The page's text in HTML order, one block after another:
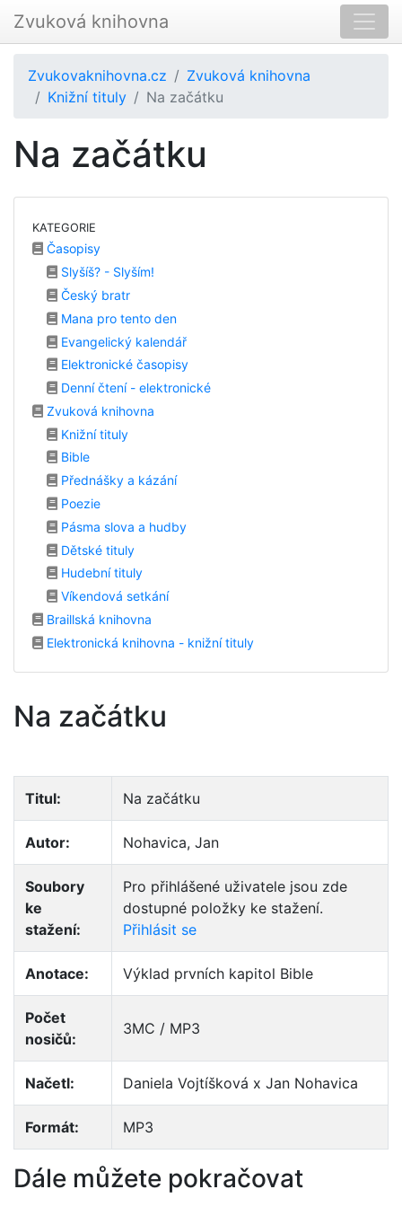
Zvuková knihovna
Zvukovaknihovna.cz
Zvuková knihovna
Knižní tituly
Na začátku
Na začátku
KATEGORIE
Časopisy
Slyšíš? - Slyším!
Český bratr
Mana pro tento den
Evangelický kalendář
Elektronické časopisy
Denní čtení - elektronické
Zvuková knihovna
Knižní tituly
Bible
Přednášky a kázání
Poezie
Pásma slova a hudby
Dětské tituly
Hudební tituly
Víkendová setkání
Braillská knihovna
Elektronická knihovna - knižní tituly
Na začátku
Titul: Na začátku
Autor: Nohavica, Jan
Soubory
ke
stažení:
Pro přihlášené uživatele jsou zde
dostupné položky ke stažení.
Přihlásit se
Anotace: Výklad prvních kapitol Bible
Počet
nosičů:
3MC / MP3
Načetl: Daniela Vojtíšková x Jan Nohavica
Formát: MP3
Dále můžete pokračovat